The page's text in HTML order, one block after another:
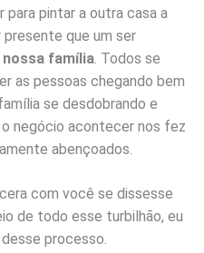
para pintar a outra casa a
presente que um ser
nossa família. Todos se
as pessoas chegando bem
se desdobrando e
negócio acontecer nos fez
abençoados.
com você se dissesse
de todo esse turbilhão, eu
processo.